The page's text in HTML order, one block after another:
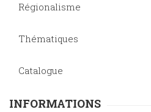
Régionalisme
Thématiques
Catalogue
INFORMATIONS